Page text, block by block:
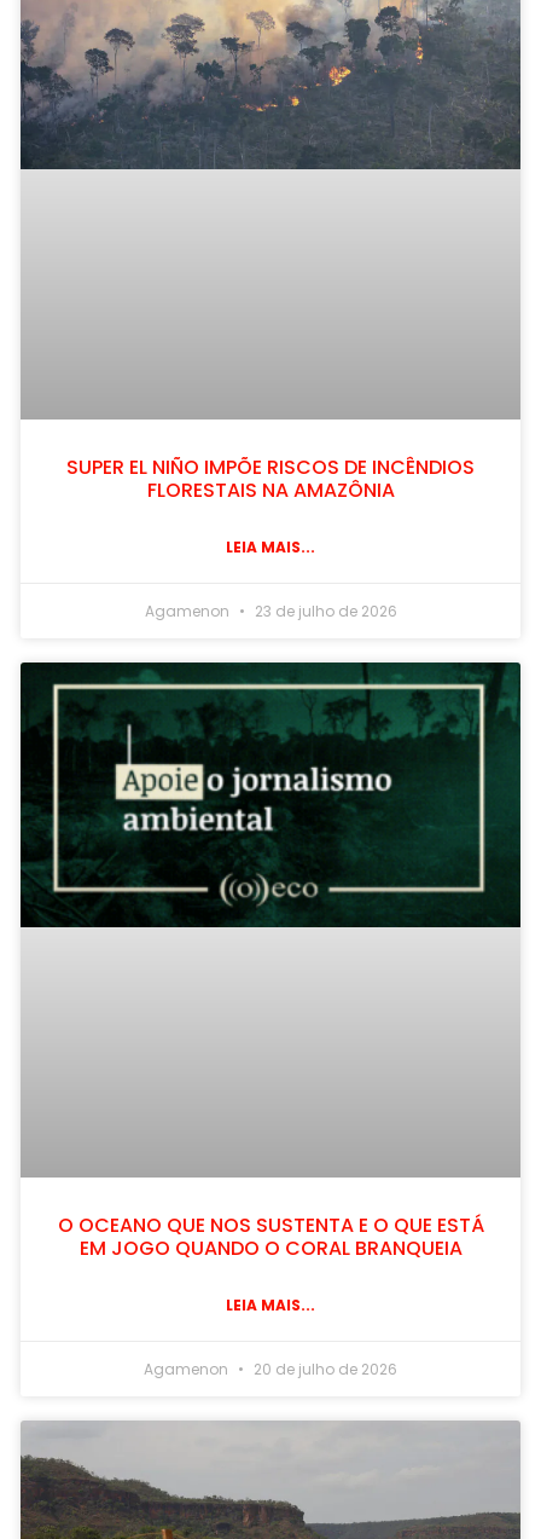
SUPER EL NIÑO IMPÕE RISCOS DE INCÊNDIOS
FLORESTAIS NA AMAZÔNIA
LEIA MAIS...
Agamenon 23 de julho de 2026
O OCEANO QUE NOS SUSTENTA E O QUE ESTÁ
EM JOGO QUANDO O CORAL BRANQUEIA
LEIA MAIS...
Agamenon 20 de julho de 2026